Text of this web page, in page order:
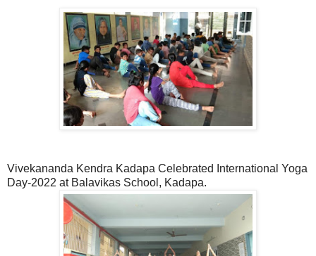
Vivekananda Kendra Kadapa Celebrated International Yoga
Day-2022 at Balavikas School, Kadapa.